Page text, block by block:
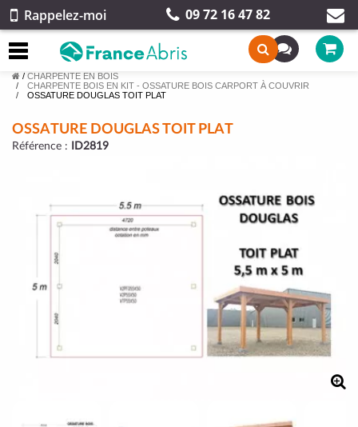
Rappelez-moi 09 72 16 47 82
/ CHARPENTE EN BOIS
CHARPENTE BOIS EN KIT - OSSATURE BOIS CARPORT À COUVRIR
OSSATURE DOUGLAS TOIT PLAT
OSSATURE DOUGLAS TOIT PLAT
Référence : ID2819